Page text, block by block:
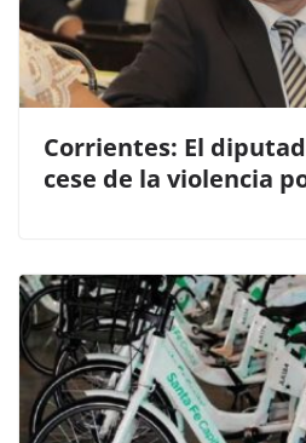
Corrientes: El
cese de la violencia